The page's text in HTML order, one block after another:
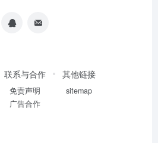
联系与合作
免责声明
广告合作
其他链接
sitemap